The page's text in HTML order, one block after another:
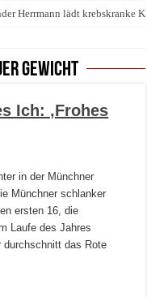
Herrmann lädt krebskranke
Lingerie-Branche wurde
Gewicht
Ich: ‚Frohes
in der Münchner
Münchner schlanker
ersten 16, die
Laufe des Jahres
durchschnitt das Rote